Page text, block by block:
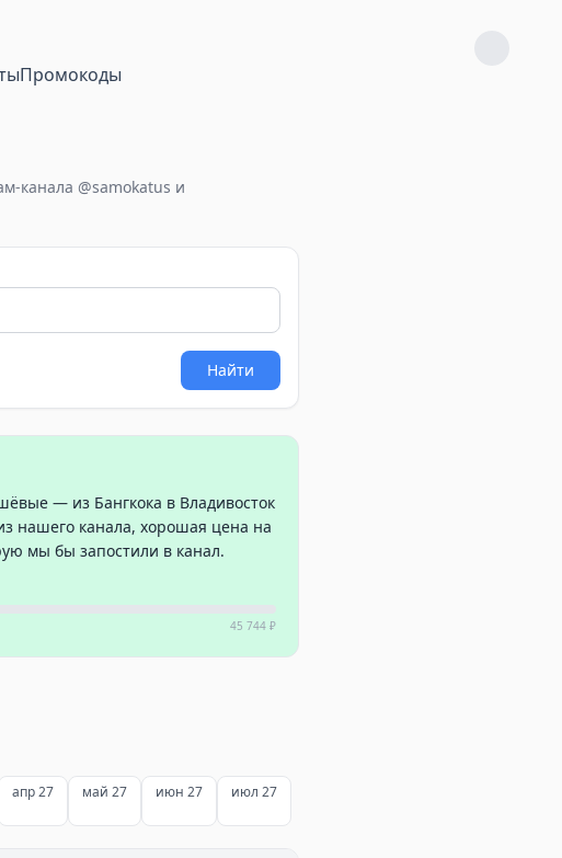
Промокоды
канала @samokatus и
Найти
— из Бангкока в Владивосток
нашего канала, хорошая цена на
мы бы запостили в канал.
45 744 ₽
апр 27 май 27 июн 27 июл 27